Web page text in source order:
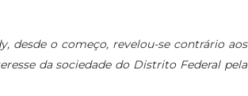
desde o começo, revelou-se contrário aos
da sociedade do Distrito Federal pela